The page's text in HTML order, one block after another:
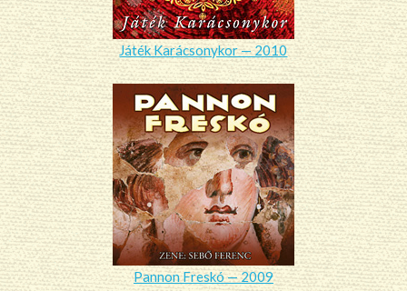
Játék Karácsonykor — 2010
Pannon Freskó — 2009